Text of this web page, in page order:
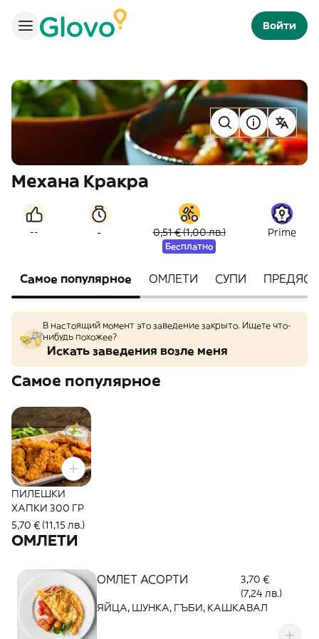
Войти
Механа Кракра
-- - 0,51 € (1,00 лв.)
Бесплатно
Prime
Самое популярное ОМЛЕТИ СУПИ
В настоящий момент это заведение закрыто. Ищете что-
нибудь похожее?
Искать заведения возле меня
Самое популярное
ПИЛЕШКИ
ХАПКИ 300 ГР
5,70 € (11,15 лв.)
ОМЛЕТИ
ОМЛЕТ АСОРТИ
3,70 €
(7,24 лв.)
ЯЙЦА, ШУНКА, ГЪБИ, КАШКАВАЛ